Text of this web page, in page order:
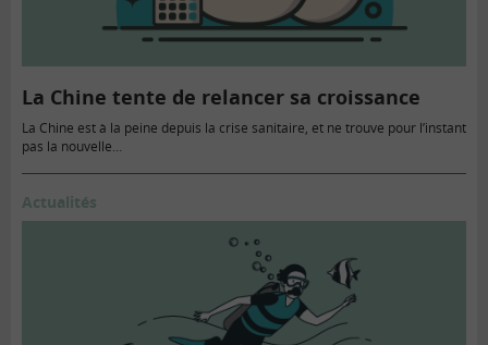
La Chine tente de relancer sa croissance
La Chine est à la peine depuis la crise sanitaire, et ne trouve pour l’instant
pas la nouvelle…
Actualités